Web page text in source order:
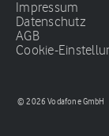
Impressum
Datenschutz
AGB
Cookie-
© 2026 Vodafone GmbH